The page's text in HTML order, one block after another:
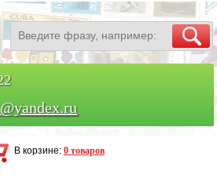
по телефону
В корзине: 0 товаров